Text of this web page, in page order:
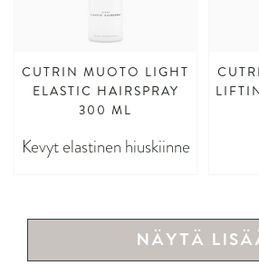
CUTRIN MUOTO LIGHT
ELASTIC HAIRSPRAY
300 ML
Kevyt elastinen hiuskiinne
NÄYTÄ